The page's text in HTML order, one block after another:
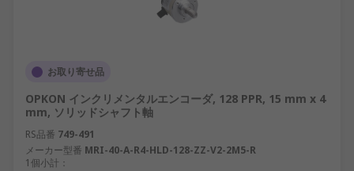
お取り寄せ品
OPKON インクリメンタルエンコーダ, 128 PPR, 15 mm x 4
mm, ソリッドシャフト軸
RS品番 749-491
メーカー型番 MRI-40-A-R4-HLD-128-ZZ-V2-2M5-R
1個小計：